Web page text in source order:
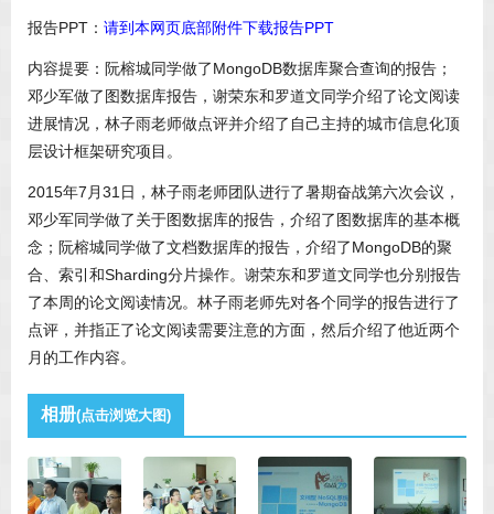
报告PPT： 请到本网页底部附件下载报告PPT
内容提要：阮榕城同学做了MongoDB数据库聚合查询的报告；
邓少军做了图数据库报告，谢荣东和罗道文同学介绍了论文阅读
进展情况，林子雨老师做点评并介绍了自己主持的城市信息化顶
层设计框架研究项目。
2015年7月31日，林子雨老师团队进行了暑期奋战第六次会议，
邓少军同学做了关于图数据库的报告，介绍了图数据库的基本概
念；阮榕城同学做了文档数据库的报告，介绍了MongoDB的聚
合、索引和Sharding分片操作。谢荣东和罗道文同学也分别报告
了本周的论文阅读情况。林子雨老师先对各个同学的报告进行了
点评，并指正了论文阅读需要注意的方面，然后介绍了他近两个
月的工作内容。
相册(点击浏览大图)